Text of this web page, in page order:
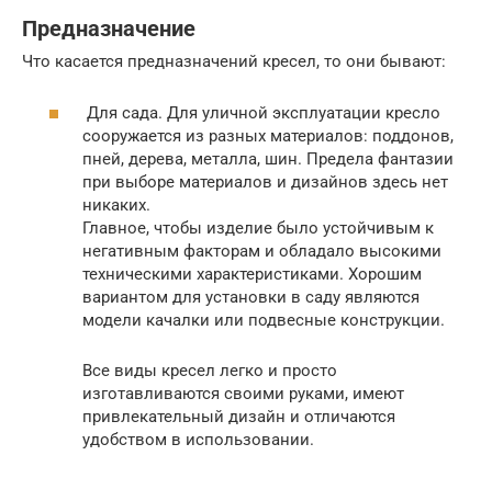
Предназначение
Что касается предназначений кресел, то они бывают:
Для сада. Для уличной эксплуатации кресло
сооружается из разных материалов: поддонов,
пней, дерева, металла, шин. Предела фантазии
при выборе материалов и дизайнов здесь нет
никаких.
Главное, чтобы изделие было устойчивым к
негативным факторам и обладало высокими
техническими характеристиками. Хорошим
вариантом для установки в саду являются
модели качалки или подвесные конструкции.
Все виды кресел легко и просто
изготавливаются своими руками, имеют
привлекательный дизайн и отличаются
удобством в использовании.